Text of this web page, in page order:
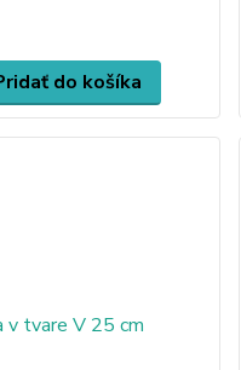
do košíka